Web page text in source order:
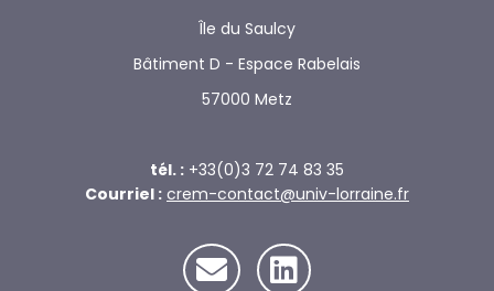
Île du Saulcy
Bâtiment D - Espace Rabelais
57000 Metz
tél. : +33(0)3 72 74 83 35
Courriel : crem-contact@univ-lorraine.fr